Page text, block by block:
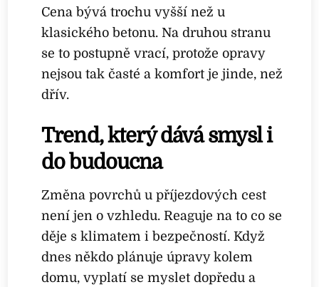
Cena bývá trochu vyšší než u
klasického betonu. Na druhou stranu
se to postupně vrací, protože opravy
nejsou tak časté a komfort je jinde, než
dřív.
Trend, který dává smysl i
do budoucna
Změna povrchů u příjezdových cest
není jen o vzhledu. Reaguje na to co se
děje s klimatem i bezpečností. Když
dnes někdo plánuje úpravy kolem
domu, vyplatí se myslet dopředu a